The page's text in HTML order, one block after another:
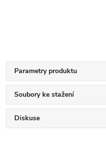
Parametry produktu
Soubory ke stažení
Diskuse